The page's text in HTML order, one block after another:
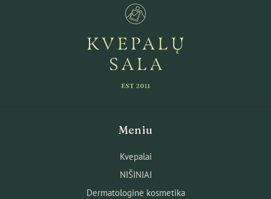
Meniu
Kvepalai
NIŠINIAI
Dermatologinė kosmetika